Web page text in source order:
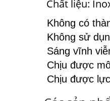
Chất liệu:
Không có
Không sử
Sáng vĩnh
Chịu được
Chịu được